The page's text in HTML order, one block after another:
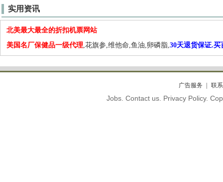
实用资讯
北美最大最全的折扣机票网站
美国名厂保健品一级代理,花旗参,维他命,鱼油,卵磷脂,30天退货保证.买
广告服务 联
Jobs. Contact us. Privacy Policy.